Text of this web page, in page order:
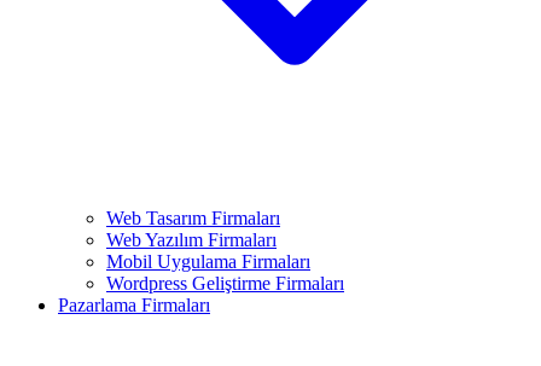
Web Tasarım Firmaları
Web Yazılım Firmaları
Mobil Uygulama Firmaları
Wordpress Geliştirme Firmaları
Pazarlama Firmaları